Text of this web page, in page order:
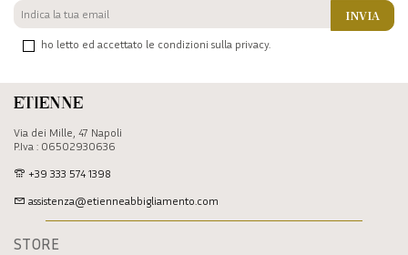
Etienne
Via dei Mille, 47 Napoli
P.Iva : 06502930636
+39 333 574 1398
assistenza@etienneabbigliamento.com
STORE
ho letto ed accettato le condizioni sulla privacy.
INVIA